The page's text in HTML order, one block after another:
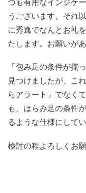
つも有用なインジケ
うございます。それ
に秀逸でなんとお礼
たします。お願いがあ
「包み足の条件が揃
見つけましたが、こ
らアラート」でなく
も、はらみ足の条件
るような仕様にして
検討の程よろしくお